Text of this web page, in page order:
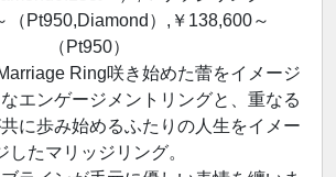
（Pt950,Diamond）,￥138,600～
（Pt950）
Ring咲き始めた蕾をイメージ
エンゲージメントリングと、重なる
に歩み始めるふたりの人生をイメー
したマリッジリング。